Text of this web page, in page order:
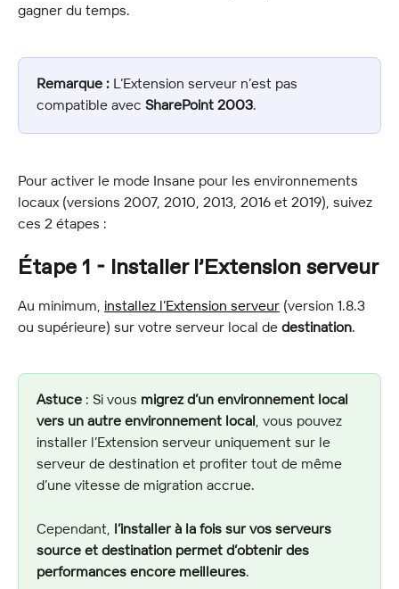
gagner du temps.
Remarque : L’Extension serveur n’est pas
compatible avec SharePoint 2003.
Pour activer le mode Insane pour les environnements
locaux (versions 2007, 2010, 2013, 2016 et 2019), suivez
ces 2 étapes :
Étape 1 - Installer l’Extension serveur
Au minimum, installez l’Extension serveur (version 1.8.3
ou supérieure) sur votre serveur local de destination.
Astuce : Si vous migrez d’un environnement local
vers un autre environnement local, vous pouvez
installer l’Extension serveur uniquement sur le
serveur de destination et profiter tout de même
d’une vitesse de migration accrue.
Cependant, l’installer à la fois sur vos serveurs
source et destination permet d’obtenir des
performances encore meilleures.